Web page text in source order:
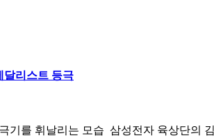
달리스트 등극
기를 휘날리는 모습 삼성전자 육상단의